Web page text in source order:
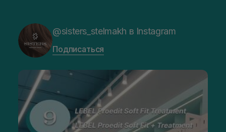
@sisters_stelmakh в Instagram
Подписаться